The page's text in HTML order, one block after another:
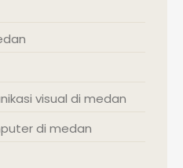
visual di medan
di medan